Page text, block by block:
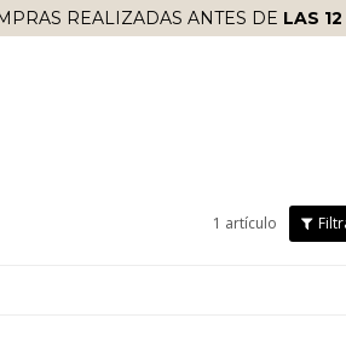
REALIZADAS ANTES DE LAS 12
1 artículo